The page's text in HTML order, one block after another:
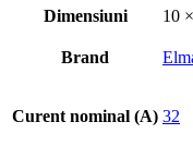
Dimensiuni
10
Brand
Curent nominal (A) 32